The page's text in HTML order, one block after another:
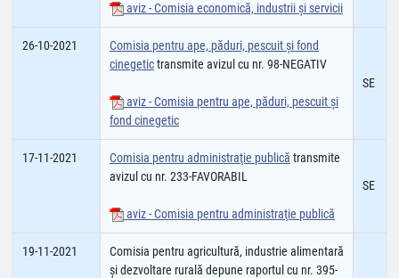
aviz - Comisia economică, industrii şi servicii
26-10-2021
Comisia pentru ape, păduri, pescuit și fond
cinegetictransmite avizul cu nr. 98-NEGATIV
aviz - Comisia pentru ape, păduri, pescuit și
fond cinegetic
SE
17-11-2021 Comisia pentru administraţie publică transmite
avizul cu nr. 233-FAVORABIL
aviz - Comisia pentru administraţie publică
SE
19-11-2021
Comisia pentru agricultură, industrie alimentară
şi dezvoltare rurală depune raportul cu nr. 395-